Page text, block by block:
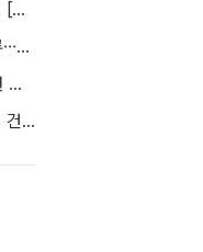
이글거리는 도심, 피어오르는 아지랑이 [TF사진관]
'한미 창업주 일가' 임주현 주식 가압류…신동국 "4자 협약 위반"
'관저 이전 부실 감사' 유병호 감사위원 구속적부심 기각
이신영, 조용히 입대…"오늘(6일) 수료, 건강하게 돌아올 것"